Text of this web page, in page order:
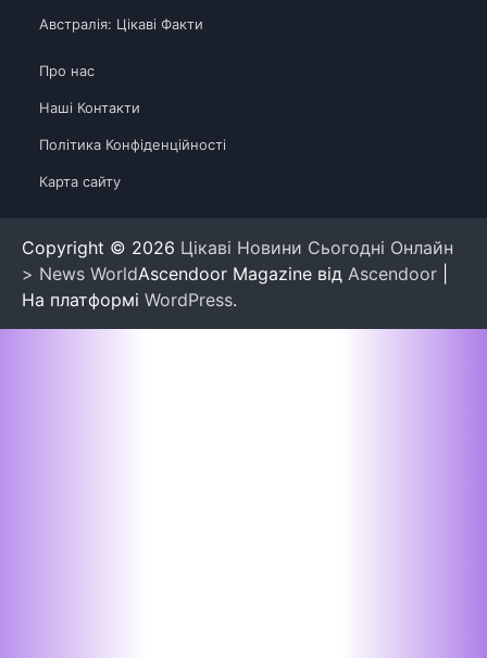
Австралія: Цікаві Факти
Про нас
Наші Контакти
Політика Конфіденційності
Карта сайту
Copyright © 2026 Цікаві Новини Сьогодні Онлайн
> News WorldAscendoor Magazine від Ascendoor
На платформі WordPress.